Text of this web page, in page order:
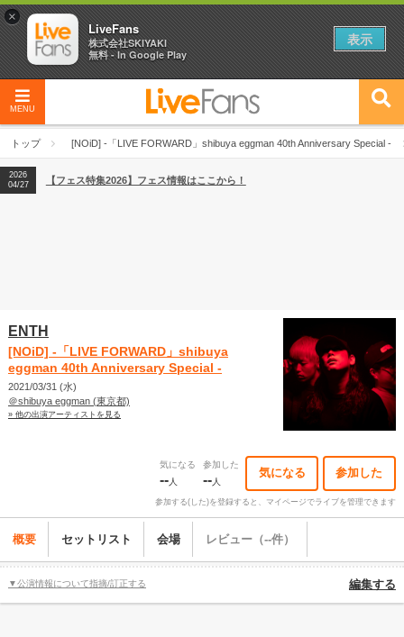
MENU
トップ [NOiD] -「LIVE FORWARD」shibuya eggman 40th Anniversary Special -
2026
04/27
2026
【ライブ動員ランキング】2026年上半期編発表！
2026
04/27
【フェス特集2026】フェス情報はここから！
ENTH
[NOiD] -「LIVE FORWARD」shibuya
eggman 40th Anniversary Special -
2021/03/31 (水)
＠shibuya eggman (東京都)
» 他の出演アーティストを見る
気になる
--人
参加した
--人
気になる 参加した
参加する(した)を登録すると、マイページでライブを管理できます
概要 セットリスト 会場 レビュー（--件）
▼公演情報について指摘/訂正する 編集する
×
LiveFans
株式会社SKIYAKI
無料 - In Google Play
表示